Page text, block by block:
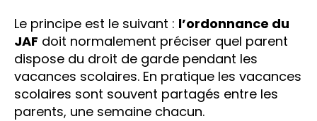
Le principe est le suivant : l’ordonnance du
JAF doit normalement préciser quel parent
dispose du droit de garde pendant les
vacances scolaires. En pratique les vacances
scolaires sont souvent partagés entre les
parents, une semaine chacun.